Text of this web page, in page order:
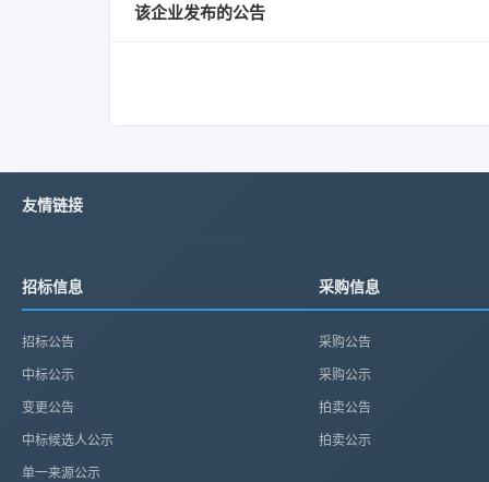
该企业发布的公告
友情链接
招标信息
招标公告
中标公示
变更公告
中标候选人公示
单一来源公示
采购信息
采购公告
采购公示
拍卖公告
拍卖公示